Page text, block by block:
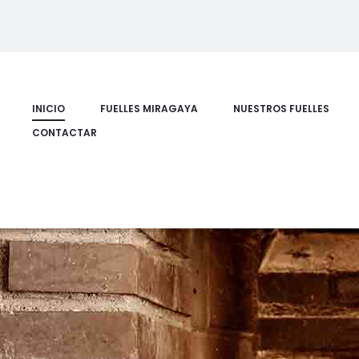
INICIO FUELLES MIRAGAYA
NUESTROS FUELLES
CONTACTAR